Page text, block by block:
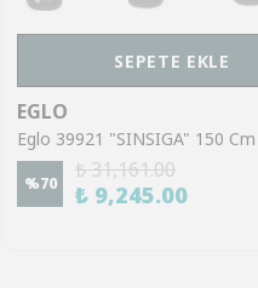
SEPETE EKLE
EGLO
%70
₺ 31,161.00
₺ 9,245.00